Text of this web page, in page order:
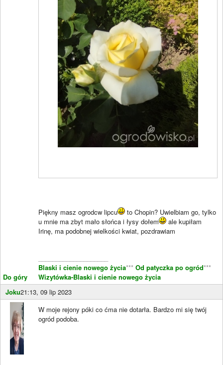
Do góry
Piękny masz ogrodcw lipcu
to Chopin? Uwielbiam go, tylko
u mnie ma zbyt mało słońca i łysy dołem
ale kupiłam
Irinę, ma podobnej wielkości kwiat, pozdrawiam
Blaski i cienie nowego życia*** Od patyczka po ogród***
Wizytówka-Blaski i cienie nowego życia
Joku21:13, 09 lip 2023
W moje rejony póki co ćma nie dotarła. Bardzo mi się twój
ogród podoba.